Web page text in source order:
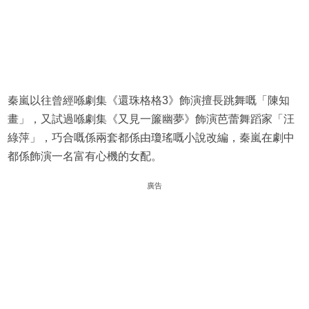
秦嵐以往曾經喺劇集《還珠格格3》飾演擅長跳舞嘅「陳知
畫」，又試過喺劇集《又見一簾幽夢》飾演芭蕾舞蹈家「汪
綠萍」，巧合嘅係兩套都係由瓊瑤嘅小說改編，秦嵐在劇中
都係飾演一名富有心機的女配。
廣告